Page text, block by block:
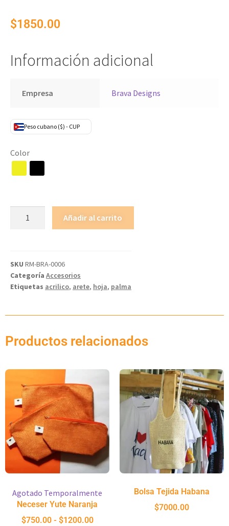
$1850.00
Información adicional
Empresa Brava Designs
Peso cubano ($) - CUP
Color
Añadir al carrito
SKU RM-BRA-0006
Categoría Accesorios
Etiquetas acrilico, arete, hoja, palma
Productos relacionados
Agotado Temporalmente
Neceser Yute Naranja
$750.00 - $1200.00
Bolsa Tejida Habana
$7000.00